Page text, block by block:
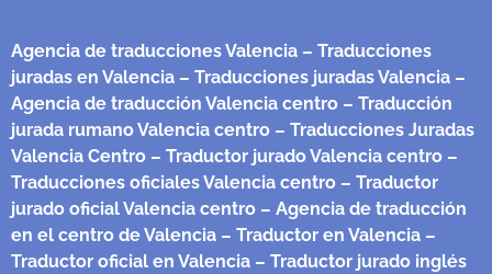
Agencia de traducciones Valencia – Traducciones
juradas en Valencia – Traducciones juradas Valencia –
Agencia de traducción Valencia centro – Traducción
jurada rumano Valencia centro – Traducciones Juradas
Valencia Centro – Traductor jurado Valencia centro –
Traducciones oficiales Valencia centro – Traductor
jurado oficial Valencia centro – Agencia de traducción
en el centro de Valencia – Traductor en Valencia –
Traductor oficial en Valencia – Traductor jurado inglés